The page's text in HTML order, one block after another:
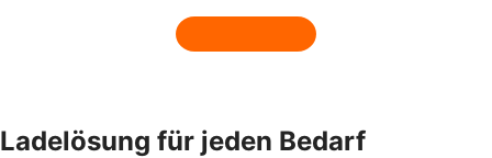
Ladelösung für jeden Bedarf